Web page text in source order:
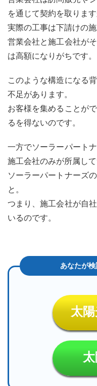
を通じて契約を取ります
実際の工事は下請けの
営業会社と施工会社が
は高額になりがちです。
このような構造になる
不足があります。
お客様を集めることが
るを得ないのです。
一方でソーラーパート
施工会社のみが所属して
ソーラーパートナーズ
と。
つまり、施工会社が自
いるのです。
太